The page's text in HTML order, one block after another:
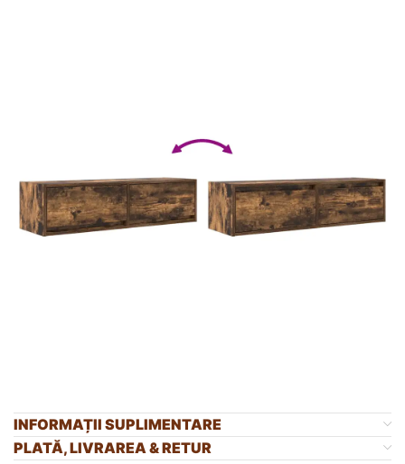
INFORMAȚII SUPLIMENTARE
PLATĂ, LIVRAREA & RETUR